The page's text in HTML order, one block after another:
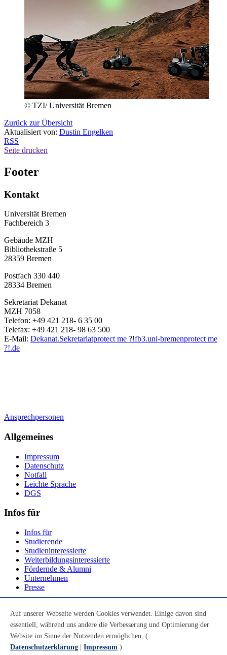
© TZI/ Universität Bremen
Zurück zur Übersicht
Aktualisiert von: Dustin Engelken
RSS
Seite drucken
Footer
Kontakt
Universität Bremen
Fachbereich 3
Gebäude MZH
Bibliothekstraße 5
28359 Bremen
Postfach 330 440
28334 Bremen
Sekretariat Dekanat
MZH 7058
Telefon: +49 421 218- 6 35 00
Telefax: +49 421 218- 98 63 500
E-Mail: Dekanat.Sekretariatprotect me ?!fb3.uni-bremenprotect me
?!.de
Ansprechpersonen
Allgemeines
Impressum
Datenschutz
Notfall
Leichte Sprache
DGS
Infos für
Infos für
Studierende
Studieninteressierte
Weiterbildungsinteressierte
Fördernde & Alumni
Unternehmen
Presse
Youtube
Instagram
LinkedIn
Auf unserer Webseite werden Cookies verwendet. Einige davon sind
essentiell, während uns andere die Verbesserung und Optimierung der
Website im Sinne der Nutzenden ermöglichen. (
Datenschutzerklärung
Impressum )